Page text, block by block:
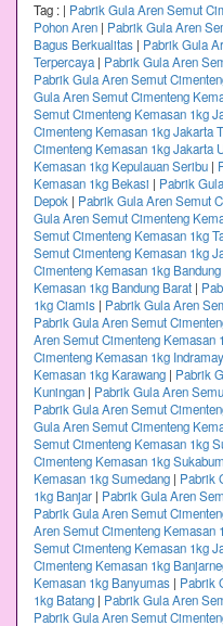
Tag : | Pabrik Gula Aren Semut
Pohon Aren | Pabrik Gula Aren
Bagus Berkualitas | Pabrik Gula
Terpercaya | Pabrik Gula Aren
Pabrik Gula Aren Semut
Gula Aren Semut Cimenteng
Semut Cimenteng Kemasan 1kg
Cimenteng Kemasan 1kg Jakarta
Cimenteng Kemasan 1kg Jakarta
Kemasan 1kg Kepulauan Seribu |
Kemasan 1kg Bekasi | Pabrik
Depok | Pabrik Gula Aren Semut
Gula Aren Semut Cimenteng
Semut Cimenteng Kemasan 1kg
Semut Cimenteng Kemasan 1kg
Cimenteng Kemasan 1kg Bandung
Kemasan 1kg Bandung Barat |
1kg Ciamis | Pabrik Gula Aren
Pabrik Gula Aren Semut
Aren Semut Cimenteng Kemasan
Cimenteng Kemasan 1kg
Kemasan 1kg Karawang | Pabrik
Kuningan | Pabrik Gula Aren
Pabrik Gula Aren Semut
Gula Aren Semut Cimenteng
Semut Cimenteng Kemasan 1kg
Cimenteng Kemasan 1kg
Kemasan 1kg Sumedang | Pabrik
1kg Banjar | Pabrik Gula Aren
Pabrik Gula Aren Semut
Aren Semut Cimenteng Kemasan
Semut Cimenteng Kemasan 1kg
Cimenteng Kemasan 1kg
Kemasan 1kg Banyumas | Pabrik
1kg Batang | Pabrik Gula Aren
Pabrik Gula Aren Semut